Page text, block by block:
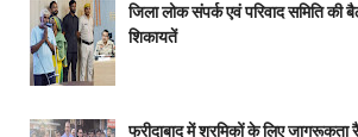
जिला लोक संपर्क एवं परिवाद समिति
शिकायतें
फरीदाबाद में श्रमिकों के लिए